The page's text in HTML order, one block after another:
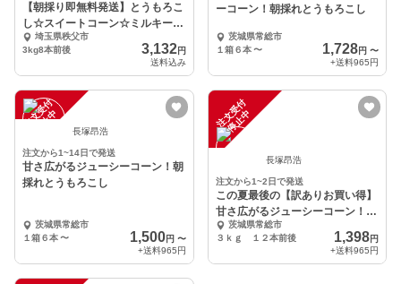
【朝採り即無料発送】とうもろこ
し☆スイートコーン☆ミルキース
イーツ☆3kg☆
埼玉県秩父市
3kg8本前後
3,132円
送料込み
ーコーン！朝採れとうもろこし
茨城県常総市
１箱６本 〜 1,728円 〜
+送料965円
注
文
受
付
停
止
中 長塚昂浩
注文から1~14日で発送
甘さ広がるジューシーコーン！朝
採れとうもろこし
茨城県常総市
１箱６本〜 1,500円 〜
+送料965円
注
文
受
付
停
止
中
長塚昂浩
注文から1~2日で発送
この夏最後の【訳ありお買い得】
甘さ広がるジューシーコーン！朝
採れとうもろこし
茨城県常総市
３ｋｇ １２本前後
1,398円
+送料965円